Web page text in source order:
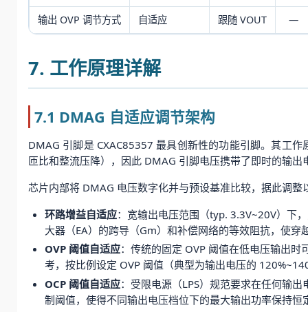
输出 OVP 调节方式 自适应 跟随 VOUT —
7. 工作原理详解
7.1 DMAG 自适应调节架构
DMAG 引脚是 CXAC85357 最具创新性的功能引脚。其工
匝比和整流压降），因此 DMAG 引脚电压携带了即时的输出
芯片内部将 DMAG 电压数字化并与预设基准比较，据此调整
环路增益自适应：宽输出电压范围（typ. 3.3V~20V）下
大器（EA）的跨导（Gm）和补偿网络的等效阻抗，使
OVP 阈值自适应：传统的固定 OVP 阈值在低电压输出
考，按比例设定 OVP 阈值（典型为输出电压的
OCP 阈值自适应：受限电源（LPS）规范要求在任何输
制阈值，使得不同输出电压档位下的最大输出功率保持恒